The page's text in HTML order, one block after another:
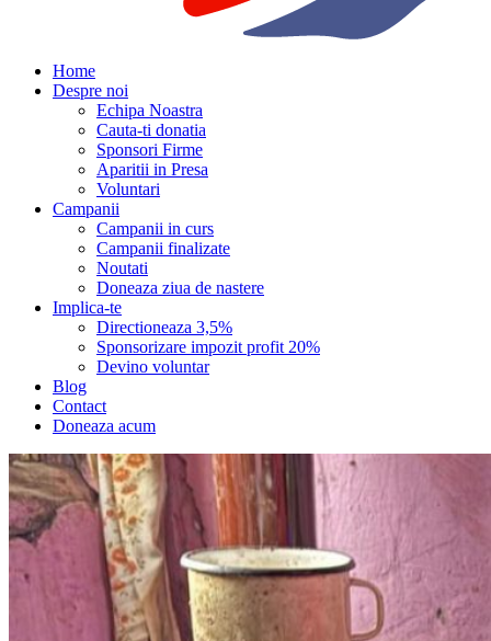
Home
Despre noi
Echipa Noastra
Cauta-ti donatia
Sponsori Firme
Aparitii in Presa
Voluntari
Campanii
Campanii in curs
Campanii finalizate
Noutati
Doneaza ziua de nastere
Implica-te
Directioneaza 3,5%
Sponsorizare impozit profit 20%
Devino voluntar
Blog
Contact
Doneaza acum